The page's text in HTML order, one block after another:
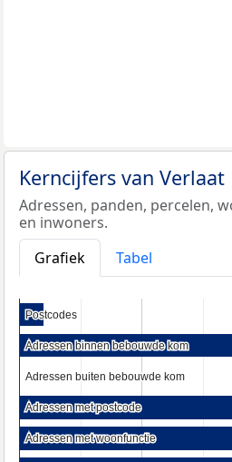
Kerncijfers van Verlaat
Adressen, panden, percelen,
en inwoners.
Grafiek
Tabel
Postcodes
Postcodes
Adressen binnen bebouwde kom
Adressen binnen bebouwde kom
Adressen buiten bebouwde kom
Adressen buiten bebouwde kom
Adressen met postcode
Adressen met postcode
Adressen met woonfunctie
Adressen met woonfunctie